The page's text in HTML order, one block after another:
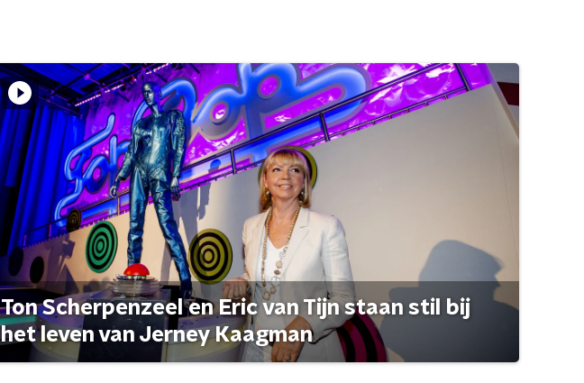
Ton Scherpenzeel en Eric van Tijn staan stil bij
het leven van Jerney Kaagman